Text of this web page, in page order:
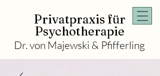
Privatpraxis für
Psychotherapie
Dr. von Majewski & Pfifferling